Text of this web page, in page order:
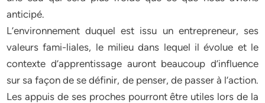
anticipé.
L’environnement duquel est issu un entrepreneur, ses
valeurs fami-liales, le milieu dans lequel il évolue et le
contexte d’apprentissage auront beaucoup d’influence
sur sa façon de se définir, de penser, de passer à l’action.
Les appuis de ses proches pourront être utiles lors de la